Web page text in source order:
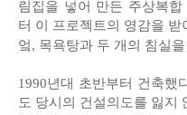
림집을 넣어 만든 주상복
터 이 프로젝트의 영감을
엌, 목욕탕과 두 개의 침실
1990년대 초반부터 건축했
도 당시의 건설의도를 잃지